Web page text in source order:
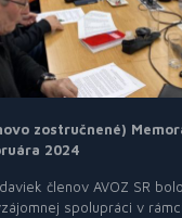
zostručnené)
2024
členov AVOZ SR
spolupráci v rámci